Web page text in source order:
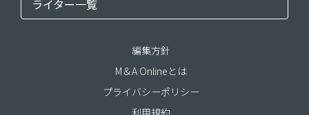
ライター一覧
編集方針
M＆A Onlineとは
プライバシーポリシー
利用規約